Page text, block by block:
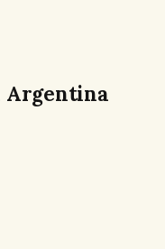
Argentina